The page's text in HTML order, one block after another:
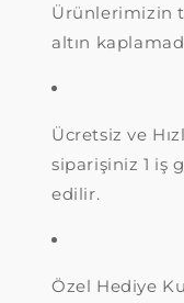
Ürünlerimizin
altın
Ücretsiz ve
siparişiniz 1 iş
edilir.
Özel Hediye